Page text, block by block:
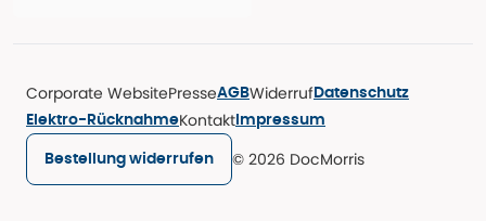
Corporate WebsitePresseAGBWiderruf Datenschutz
Elektro-RücknahmeKontakt Impressum
Bestellung widerrufen © 2026 DocMorris